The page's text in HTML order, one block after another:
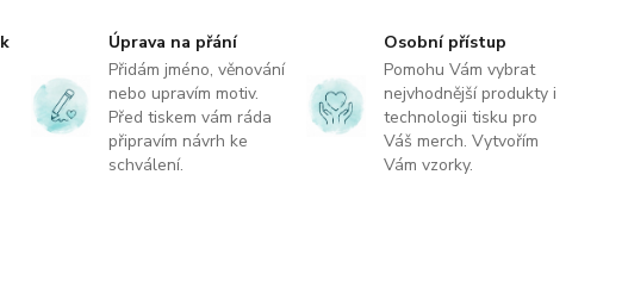
Úprava na přání
Přidám jméno, věnování
nebo upravím motiv.
Před tiskem vám ráda
připravím návrh ke
schválení.
Osobní přístup
Pomohu Vám vybrat
nejvhodnější produkty i
technologii tisku pro
Váš merch. Vytvořím
Vám vzorky.